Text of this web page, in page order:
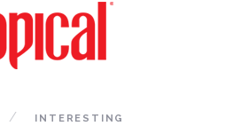
INTERESTING